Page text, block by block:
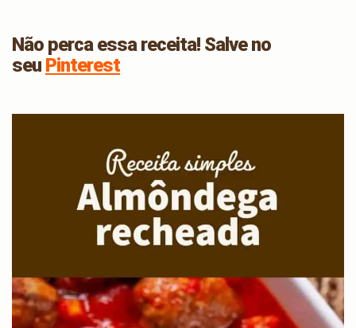
Não perca essa receita! Salve no
seu Pinterest